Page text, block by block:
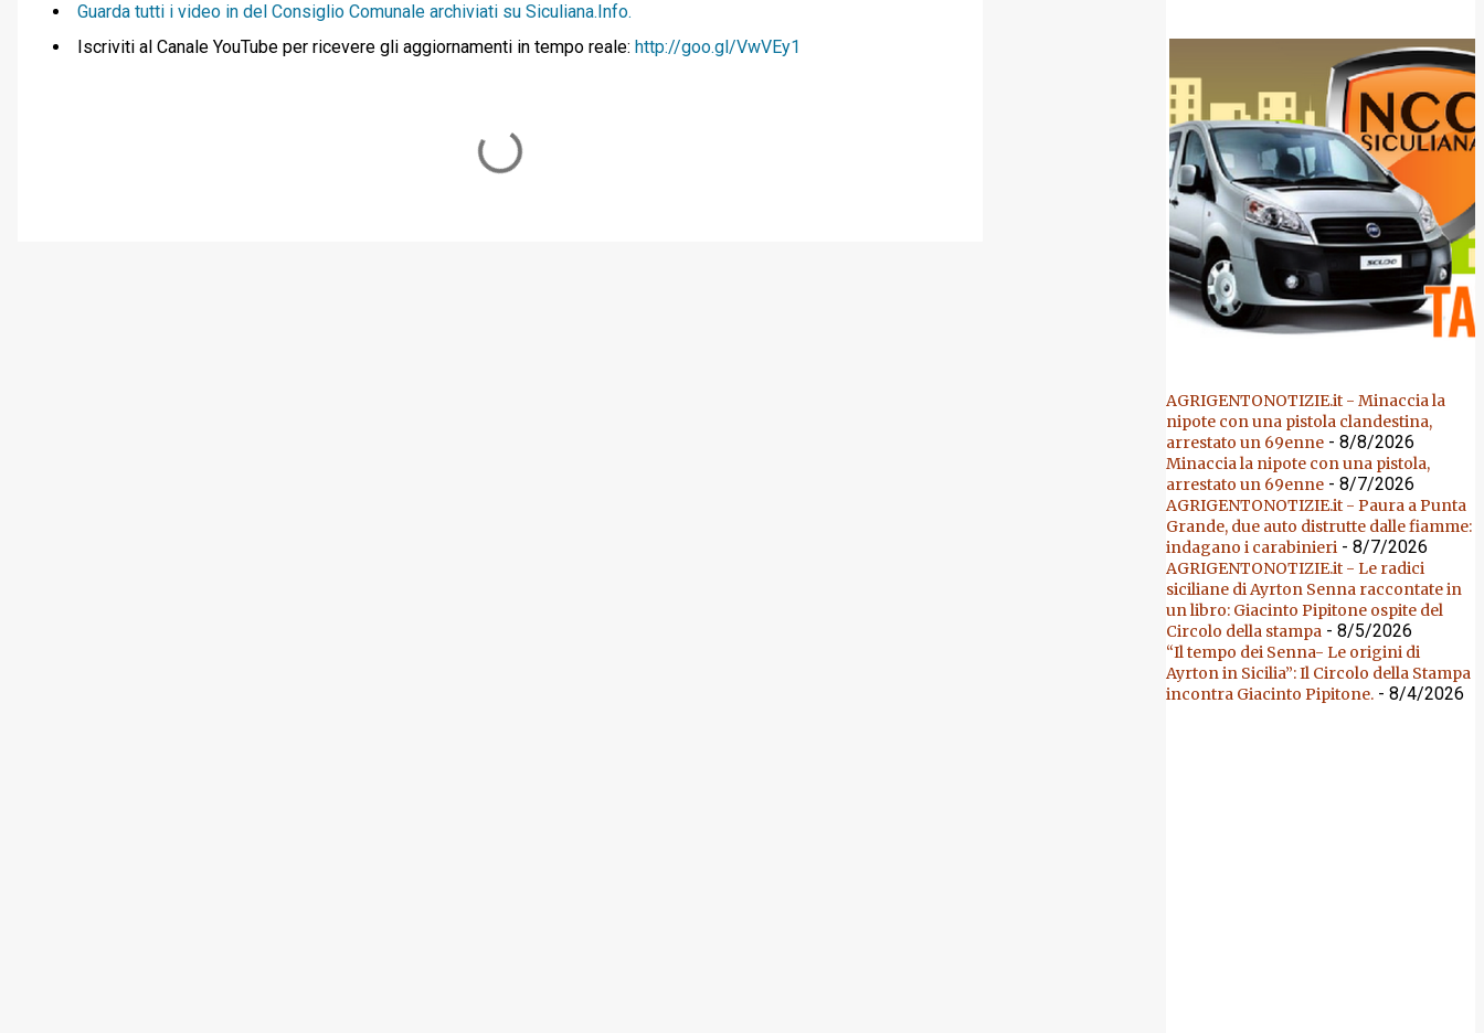
Guarda tutti i video in del Consiglio Comunale archiviati su Siculiana.Info.
Iscriviti al Canale YouTube per ricevere gli aggiornamenti in tempo reale: http://goo.gl/VwVEy1
AGRIGENTONOTIZIE.it - Minaccia la
nipote con una pistola clandestina,
arrestato un 69enne - 8/8/2026
Minaccia la nipote con una pistola,
arrestato un 69enne - 8/7/2026
AGRIGENTONOTIZIE.it - Paura a Punta
Grande, due auto distrutte dalle fiamme:
indagano i carabinieri - 8/7/2026
AGRIGENTONOTIZIE.it - Le radici
siciliane di Ayrton Senna raccontate in
un libro: Giacinto Pipitone ospite del
Circolo della stampa - 8/5/2026
“Il tempo dei Senna- Le origini di
Ayrton in Sicilia”: Il Circolo della Stampa
incontra Giacinto Pipitone. - 8/4/2026